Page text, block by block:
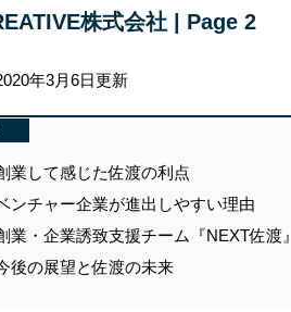
株式会社 | Page 2
年3月6日更新
業して感じた佐渡の利点
ンチャー企業が進出しやすい理由
業・企業誘致支援チーム『NEXT佐渡』
後の展望と佐渡の未来